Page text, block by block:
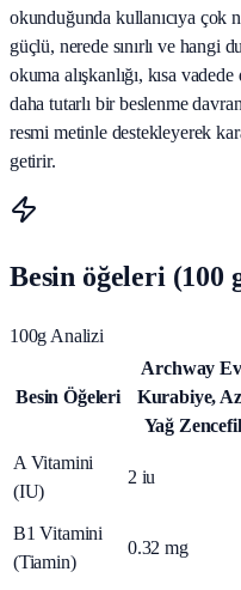
okunduğunda kullanıcıya çok
güçlü, nerede sınırlı ve hangi
okuma alışkanlığı, kısa
daha tutarlı bir beslenme
resmi metinle destekleyerek
getirir.
Besin öğeleri (100
100g Analizi
Besin Öğeleri
Archway
Kurabiye,
Yağ
A Vitamini
(IU)
2 iu
B1 Vitamini
(Tiamin)
0.32 mg